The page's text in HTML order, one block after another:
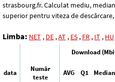
strasbourg.fr. Calculat mediu,
superior pentru viteza de
Limba: NET , DE ,AT , ES , FR , IT , HU
Download
data
Număr
teste
AVG Q1 Median